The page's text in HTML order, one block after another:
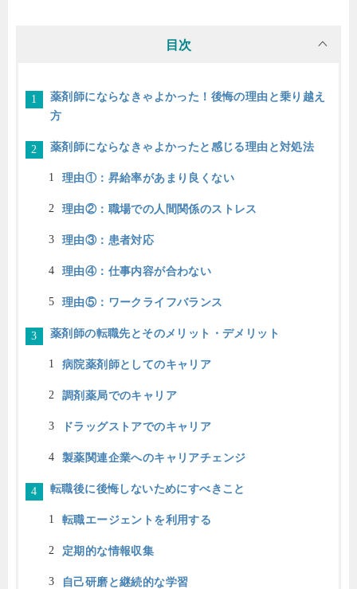
目次
薬剤師にならなきゃよかった！後悔の理由と乗り越え
方
薬剤師にならなきゃよかったと感じる理由と対処法
理由①：昇給率があまり良くない
理由②：職場での人間関係のストレス
理由③：患者対応
理由④：仕事内容が合わない
理由⑤：ワークライフバランス
薬剤師の転職先とそのメリット・デメリット
病院薬剤師としてのキャリア
調剤薬局でのキャリア
ドラッグストアでのキャリア
製薬関連企業へのキャリアチェンジ
転職後に後悔しないためにすべきこと
転職エージェントを利用する
定期的な情報収集
自己研磨と継続的な学習